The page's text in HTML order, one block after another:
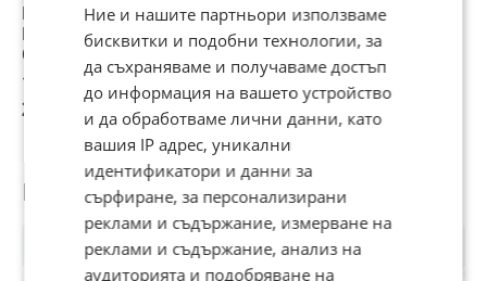
НОВ! iPhone 17 Pro
Max 256GB Blue /
Orange / Silver
ГАРАНЦИЯ 24
1 219 €
2 384,16 лв
iPhone 17 Pro
256GB Silver
1 260 €
2 464,35 лв
iPhone 17 Pro Max
256GB
1 169 €
2 286,37 лв
Потребител
Ние и нашите партньори използваме
бисквитки и подобни технологии, за
да съхраняваме и получаваме достъп
до информация на вашето устройство
и да обработваме лични данни, като
вашия IP адрес, уникални
идентификатори и данни за
сърфиране, за персонализирани
реклами и съдържание, измерване на
реклами и съдържание, анализ на
аудиторията и подобряване на